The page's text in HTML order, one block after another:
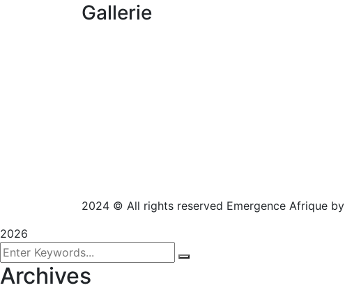
Gallerie
2024 © All rights reserved Emergence Afrique by
2026
Archives